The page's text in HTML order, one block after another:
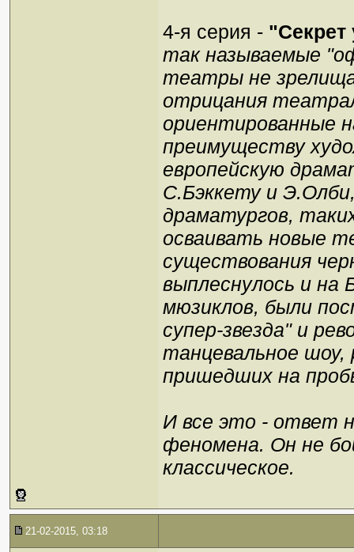
4-я серия - "Секрет
так называемые
театры не
отрицания
ориентированные
преимуществу
европейскую
С.Бэккету и
драматургов,
осваивать новые
существования
выплеснулось и на
мюзиклов, были
супер-звезда" и
танцевальное шоу,
пришедших на
И все это - ответ
феномена. Он не
классическое.
21-02-2015, 03:18